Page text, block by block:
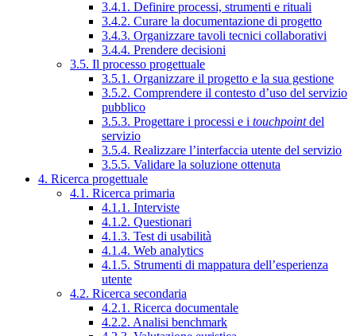
3.4.1. Definire processi, strumenti e rituali
3.4.2. Curare la documentazione di progetto
3.4.3. Organizzare tavoli tecnici collaborativi
3.4.4. Prendere decisioni
3.5. Il processo progettuale
3.5.1. Organizzare il progetto e la sua gestione
3.5.2. Comprendere il contesto d’uso del servizio
pubblico
3.5.3. Progettare i processi e i touchpointdel
servizio
3.5.4. Realizzare l’interfaccia utente del servizio
3.5.5. Validare la soluzione ottenuta
4. Ricerca progettuale
4.1. Ricerca primaria
4.1.1. Interviste
4.1.2. Questionari
4.1.3. Test di usabilità
4.1.4. Web analytics
4.1.5. Strumenti di mappatura dell’esperienza
utente
4.2. Ricerca secondaria
4.2.1. Ricerca documentale
4.2.2. Analisi benchmark